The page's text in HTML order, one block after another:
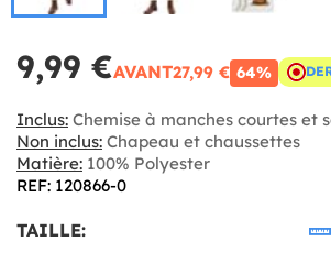
9,99 €AVANT27,99 € 64%
Inclus: Chemise à manches courtes et
Non inclus: Chapeau et chaussettes
Matière: 100% Polyester
REF: 120866-0
TAILLE: